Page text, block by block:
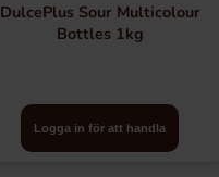
DulcePlus Sour Multicolour
Bottles 1kg
Logga in för att handla